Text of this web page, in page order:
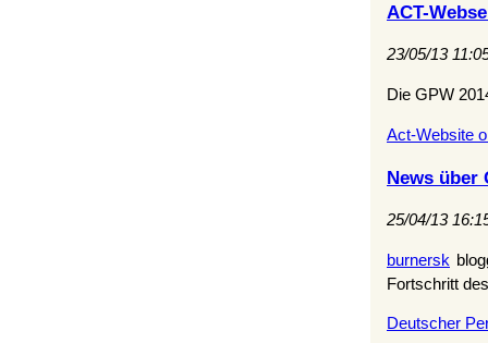
ACT-
23/05/13
Die GPW
Act-Website
News über
25/04/13
burnersk
Fortschritt
Deutscher